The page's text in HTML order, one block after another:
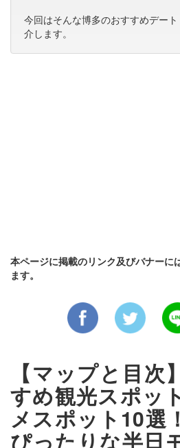
今回はそんな博多のおすすめデー
介します。
本ページに掲載のリンク及びバナーに
ます。
【マップと目次
すめ観光スポッ
メスポット10選
ぴったりな半日